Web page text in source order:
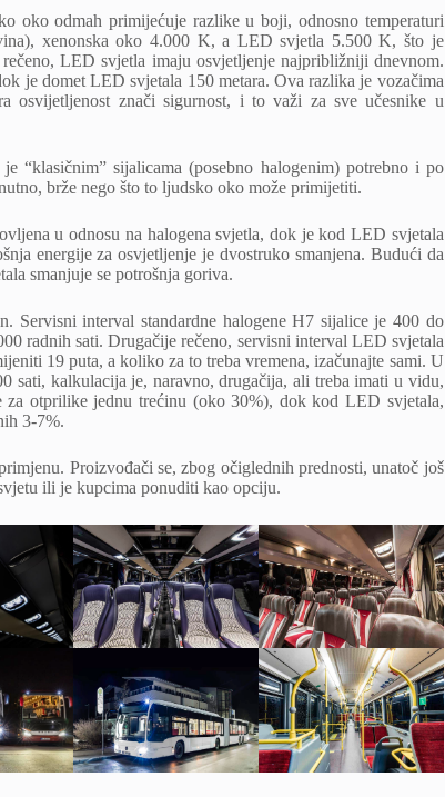
oko odmah primijećuje razlike u boji, odnosno temperaturi
xenonska oko 4.000 K, a LED svjetla 5.500 K, što je
LED svjetla imaju osvjetljenje najpribližniji dnevnom.
je domet LED svjetala 150 metara. Ova razlika je vozačima
osvijetljenost znači sigurnost, i to važi za sve učesnike u
“klasičnim” sijalicama (posebno halogenim) potrebno i po
brže nego što to ljudsko oko može primijetiti.
u odnosu na halogena svjetla, dok je kod LED svjetala
energije za osvjetljenje je dvostruko smanjena. Budući da
smanjuje se potrošnja goriva.
Servisni interval standardne halogene H7 sijalice je 400 do
radnih sati. Drugačije rečeno, servisni interval LED svjetala
19 puta, a koliko za to treba vremena, izačunajte sami. U
sati, kalkulacija je, naravno, drugačija, ali treba imati u vidu,
za otprilike jednu trećinu (oko 30%), dok kod LED svjetala,
3-7%.
Proizvođači se, zbog očiglednih prednosti, unatoč još
ili je kupcima ponuditi kao opciju.